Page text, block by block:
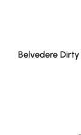
Belvedere